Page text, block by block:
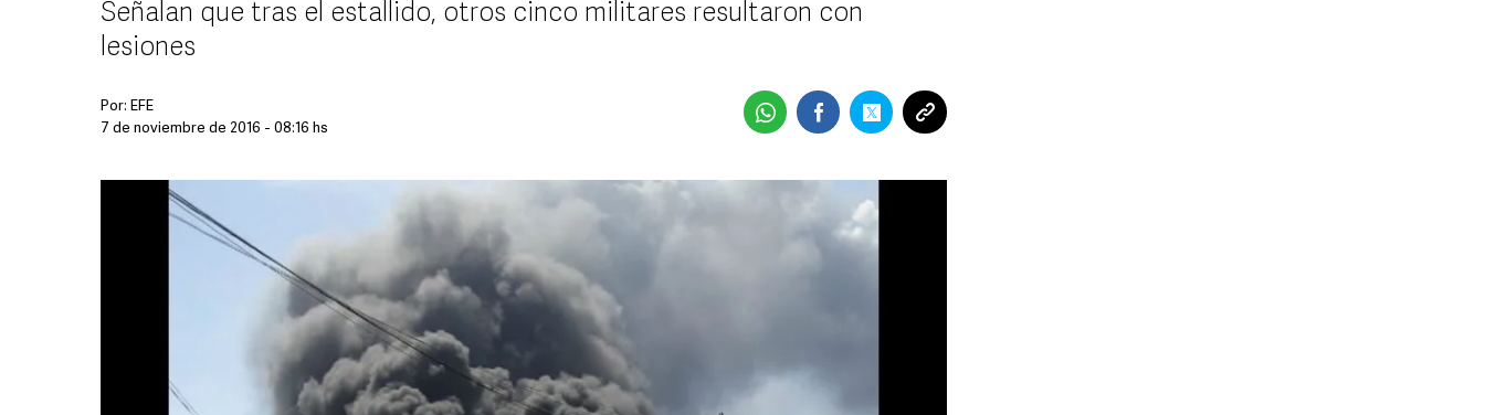
Señalan que tras el estallido, otros cinco militares resultaron con
lesiones
Por: EFE
7 de noviembre de 2016 - 08:16 hs